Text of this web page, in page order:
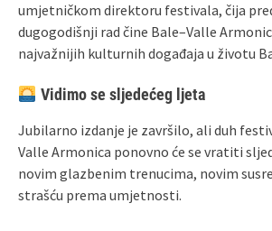
umjetničkom direktoru festivala, čija
dugogodišnji rad čine Bale–Valle
najvažnijih kulturnih događaja u životu
Vidimo se sljedećeg ljeta
Jubilarno izdanje je završilo, ali duh
Valle Armonica ponovno će se vratiti
novim glazbenim trenucima, novim
strašću prema umjetnosti.